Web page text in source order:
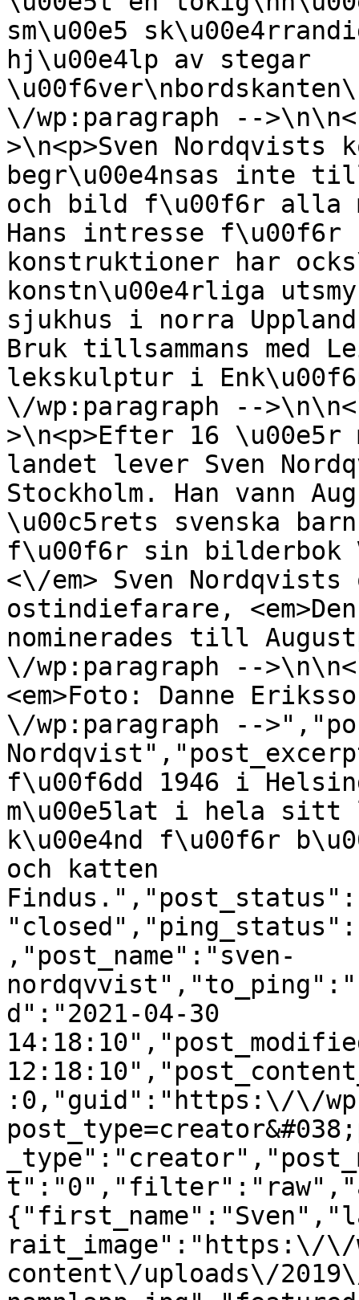
sm\u00e5
hj\u00e4lp av stegar
\/wp:paragraph --
>\n<p>Sven Nordqvists
begr\u00e4nsas inte
och bild f\u00f6r alla
Hans intresse
konstruktioner har
konstn\u00e4rliga
sjukhus i norra
Bruk tillsammans med
lekskulptur i
\/wp:paragraph --
>\n<p>Efter 16
landet lever Sven
Stockholm. Han vann
\u00c5rets svenska
f\u00f6r sin bilderbok
<\/em> Sven Nordqvists
ostindiefarare,
nominerades till
\/wp:paragraph --
<em>Foto: Danne
\/wp:paragraph --
f\u00f6dd 1946 i
m\u00e5lat i hela sitt
k\u00e4nd f\u00f6r
och katten
,"post_name":"sven-
d":"2021-04-30
:0,"guid":"https:\/\/
rait_image":"https:\/\/
content\/uploads\/